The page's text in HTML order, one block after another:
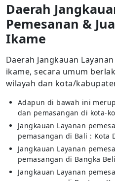
Daerah
Pemesanan &
Ikame
Daerah Jangkauan
ikame, secara umum
wilayah dan kota/
Adapun di bawah ini
dan pemasangan di kota-
Jangkauan Layanan
pemasangan di Bali : Kota
Jangkauan Layanan
pemasangan di Bangka
Jangkauan Layanan